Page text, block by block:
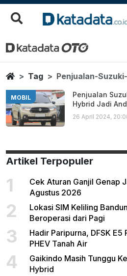
Penjualan Suzuki
Berita Terbaru
HomeTag Penjualan-
MOBIL
Penjualan
Hybrid Jadi
26 April 2024,
Artikel Terpopuler
1
Cek Aturan Ganjil Genap
Agustus 2026
2
Lokasi SIM Keliling
Beroperasi dari Pagi
3
Hadir Paripurna, DFSK E5
PHEV Tanah Air
4
Gaikindo Masih Tunggu
Hybrid